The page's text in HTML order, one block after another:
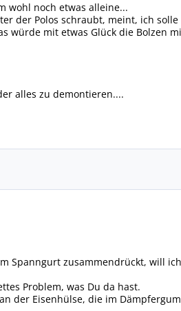
wohl noch etwas alleine...
der Polos schraubt, meint, ich
würde mit etwas Glück die Bolzen
alles zu demontieren....
Spanngurt zusammendrückt, will
Problem, was Du da hast.
der Eisenhülse, die im